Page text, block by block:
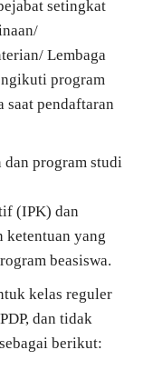
setingkat
Lembaga
program
saat pendaftaran
program studi
(IPK) dan
ketentuan yang
beasiswa.
kelas reguler
dan tidak
berikut: